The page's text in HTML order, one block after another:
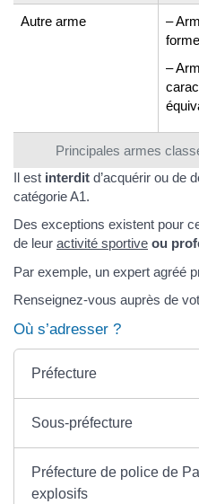
Principales armes
Autre arme
–
–
Il est interdit d’acquérir ou de
catégorie A1.
Des exceptions existent pour
de leur activité sportive ou
Par exemple, un expert agréé
Renseignez-vous auprès de
Où s’adresser ?
Préfecture
Sous-préfecture
Préfecture de police de
explosifs